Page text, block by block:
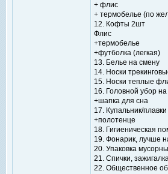
+ флис
+ термобелье (по
12. Кофты 2шт
Флис
+термобелье
+футболка (легкая)
13. Белье на смену
14. Носки
15. Носки теплые
16. Головной убор
+шапка для сна
17. Купальник/плавки
+полотенце
18. Гигиеническая
19. Фонарик, лучше
20. Упаковка
21. Спички,
22. Общественное